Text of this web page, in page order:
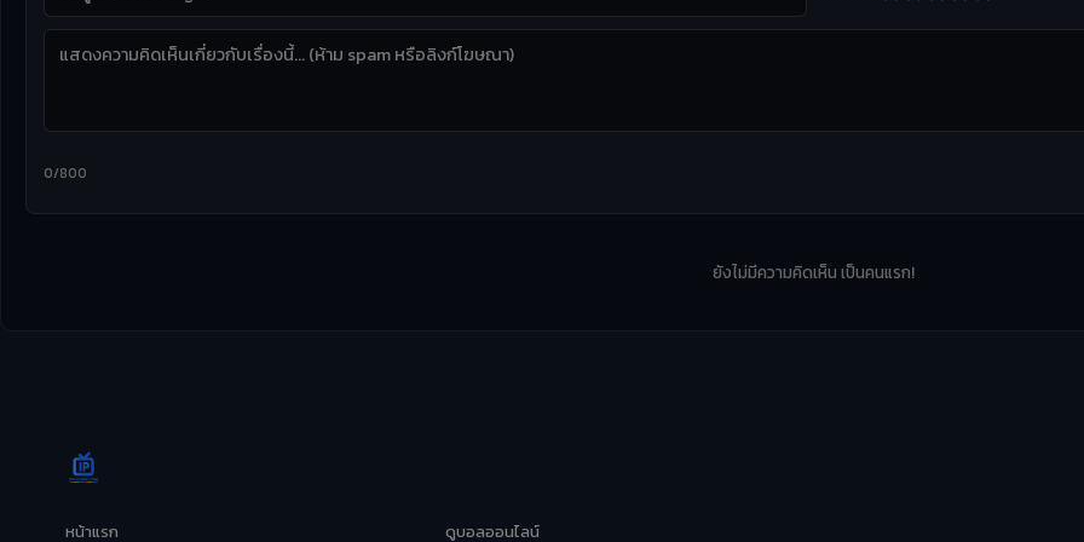
0/800
ยังไม่มีความคิดเห็น เป็นคนแรก!
หน้าแรก ดูบอลออนไลน์